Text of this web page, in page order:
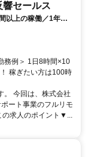
響セールス
以上の稼働／1年目
りなし提案のみ／
務例＞ 1日8時間×10
稼ぎたい方は100時
。 今回は、株式会社
ート事業のフルリモ
の求人のポイント▼...